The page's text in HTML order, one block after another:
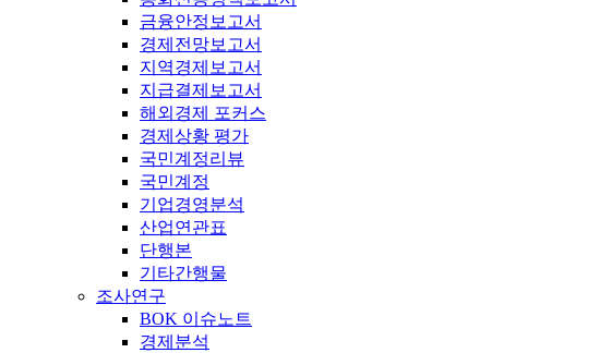
금융안정보고서
경제전망보고서
지역경제보고서
지급결제보고서
해외경제 포커스
경제상황 평가
국민계정리뷰
국민계정
기업경영분석
산업연관표
단행본
기타간행물
조사연구
BOK 이슈노트
경제분석